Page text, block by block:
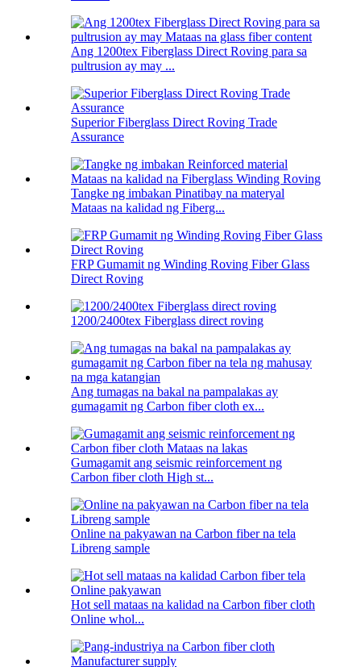
Ang 1200tex Fiberglass Direct Roving para sa
pultrusion ay may ...
Superior Fiberglass Direct Roving Trade
Assurance
Tangke ng imbakan Pinatibay na materyal
Mataas na kalidad ng Fiberg...
FRP Gumamit ng Winding Roving Fiber Glass
Direct Roving
1200/2400tex Fiberglass direct roving
Ang tumagas na bakal na pampalakas ay
gumagamit ng Carbon fiber cloth ex...
Gumagamit ang seismic reinforcement ng
Carbon fiber cloth High st...
Online na pakyawan na Carbon fiber na tela
Libreng sample
Hot sell mataas na kalidad na Carbon fiber cloth
Online whol...